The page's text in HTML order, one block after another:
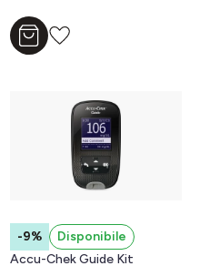
Aggiungi al carrello
-9%
Disponibile
Accu-Chek Guide Kit